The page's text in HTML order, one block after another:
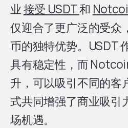
业接受 USDT和
仅迎合了更广泛的受众
币的独特优势。USDT
具有稳定性，而
升，可以吸引不同的客
式共同增强了商业吸引
场机遇。